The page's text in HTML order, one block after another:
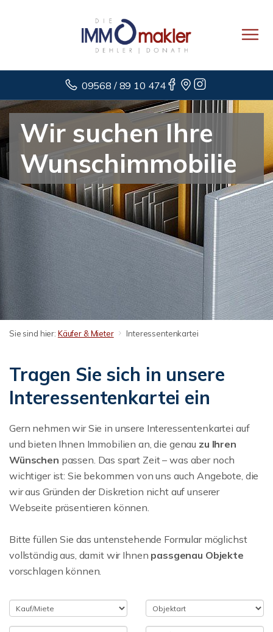
09568 / 89 10 474
Wir suchen Ihre
Wunschimmobilie
Sie sind hier: Käufer & Mieter Interessentenkartei
Tragen Sie sich in unsere
Interessentenkartei ein
Gern nehmen wir Sie in unsere Interessentenkartei auf
und bieten Ihnen Immobilien an, die genau zu Ihren
Wünschen passen. Das spart Zeit – was aber noch
wichtiger ist: Sie bekommen von uns auch Angebote, die
wir aus Gründen der Diskretion nicht auf unserer
Webseite präsentieren können.
Bitte füllen Sie das untenstehende Formular möglichst
vollständig aus, damit wir Ihnen passgenau Objekte
vorschlagen können.